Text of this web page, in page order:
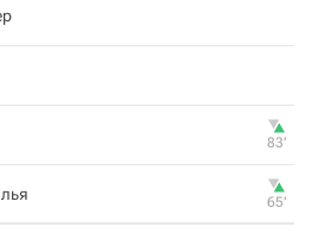
83‎’‎
65‎’‎